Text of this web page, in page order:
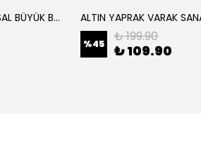
ALTIN YAPRAK VARAK SANATSAL BÜYÜK BOY FOLYO EPOKSİ REÇİNE NAİL ART 16 ADET 14X14 CM ALTIN RENK
%45 ₺ 199.90
₺ 109.90